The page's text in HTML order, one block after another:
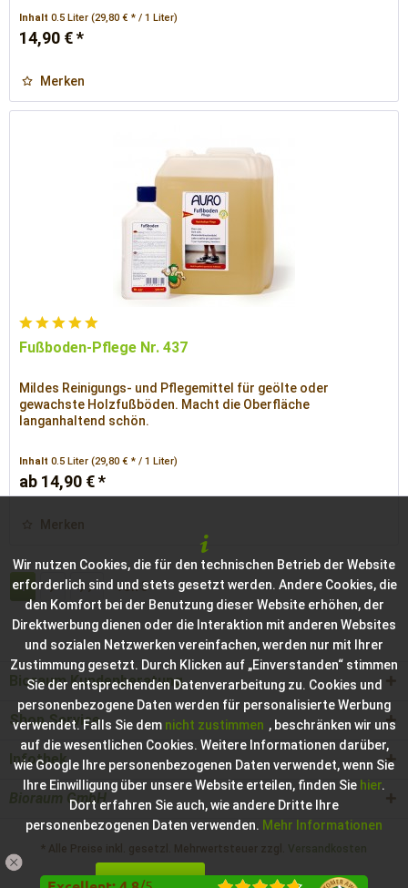
Inhalt0.5 Liter(29,80 € * / 1 Liter)
14,90 € *
Merken
Fußboden-Pflege Nr. 437
Mildes Reinigungs- und Pflegemittel für geölte oder
gewachste Holzfußböden. Macht die Oberfläche
langanhaltend schön.
Inhalt0.5 Liter(29,80 € * / 1 Liter)
ab 14,90 € *
Merken
1 von 3
Bioraum Kundenberatung
Shop Service
Infothek
Bioraum GmbH
* Alle Preise inkl. gesetzl. Mehrwertsteuer zzgl. Versandkosten
Hilfe / Support Kontakt zur Bioraum GmbH
Wir nutzen Cookies, die für den technischen Betrieb der Website
erforderlich sind und stets gesetzt werden. Andere Cookies, die
den Komfort bei der Benutzung dieser Website erhöhen, der
Direktwerbung dienen oder die Interaktion mit anderen Websites
und sozialen Netzwerken vereinfachen, werden nur mit Ihrer
Zustimmung gesetzt. Durch Klicken auf „Einverstanden“ stimmen
Sie der entsprechenden Datenverarbeitung zu. Cookies und
personenbezogene Daten werden für personalisierte Werbung
verwendet. Falls Sie dem nicht zustimmen , beschränken wir uns
auf die wesentlichen Cookies. Weitere Informationen darüber,
wie Google Ihre personenbezogenen Daten verwendet, wenn Sie
Ihre Einwilligung über unsere Website erteilen, finden Sie hier.
Dort erfahren Sie auch, wie andere Dritte Ihre
personenbezogenen Daten verwenden. Mehr Informationen
Einverstanden Konfigurieren